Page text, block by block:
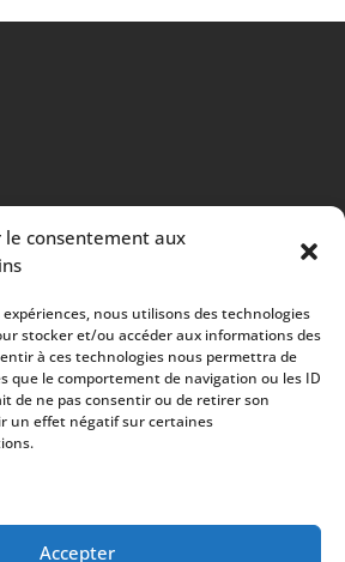
le consentement aux
nous utilisons des technologies
stocker et/ou accéder aux informations des
à ces technologies nous permettra de
que le comportement de navigation ou les ID
de ne pas consentir ou de retirer son
un effet négatif sur certaines
Accepter
spectacles de qualité et 100%
à la communauté